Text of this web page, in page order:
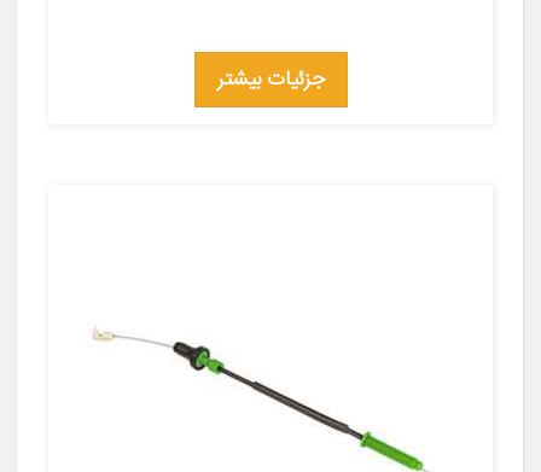
جزئیات بیشتر